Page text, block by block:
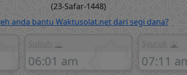
(23-Safar-1448)
anda bantu Waktusolat.net dari segi dana?
06:01 am 07:11